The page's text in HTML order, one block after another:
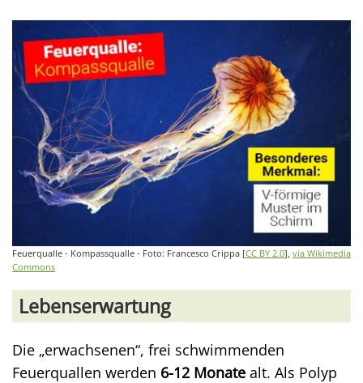
Feuerqualle - Kompassqualle - Foto: Francesco Crippa [CC BY 2.0], via Wikimedia
Commons
Lebenserwartung
Die „erwachsenen“, frei schwimmenden
Feuerquallen werden 6-12 Monate alt. Als Polyp